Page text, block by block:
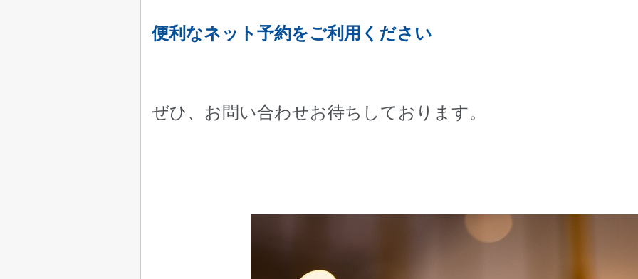
便利なネット予約をご利用ください
ぜひ、お問い合わせお待ちしております。